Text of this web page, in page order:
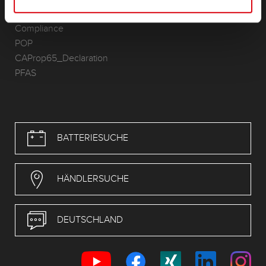
RoHS-Richtlinie
Compliance
POP
CAProp65_Declaration
PFAS
BATTERIESUCHE
HÄNDLERSUCHE
DEUTSCHLAND